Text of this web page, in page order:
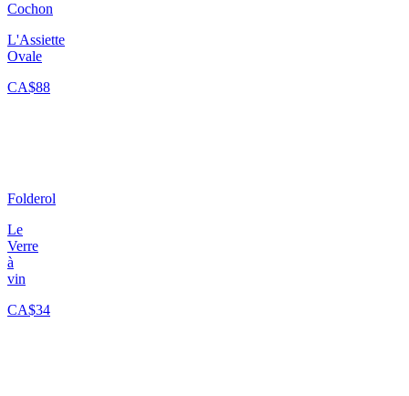
Cochon
L'Assiette
Ovale
CA$88
Folderol
Le
Verre
à
vin
CA$34